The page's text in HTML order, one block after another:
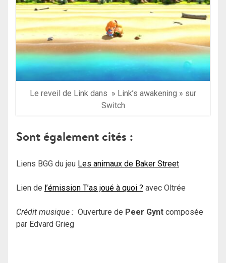
Le reveil de Link dans » Link’s awakening » sur
Switch
Sont également cités :
Liens BGG du jeu Les animaux de Baker Street
Lien de l’émission T’as joué à quoi ? avec Oltrée
Crédit musique : Ouverture de Peer Gynt composée
par Edvard Grieg